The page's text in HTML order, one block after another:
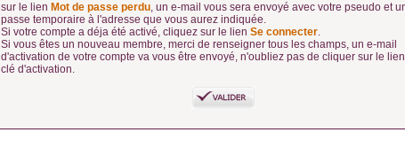
sur le lien Mot de passe perdu, un e-mail vous sera envoyé avec votre pseudo et
passe temporaire à l'adresse que vous aurez indiquée.
Si votre compte a déja été activé, cliquez sur le lien Se connecter.
Si vous êtes un nouveau membre, merci de renseigner tous les champs, un e-mail
d'activation de votre compte va vous être envoyé, n'oubliez pas de cliquer sur le
clé d'activation.